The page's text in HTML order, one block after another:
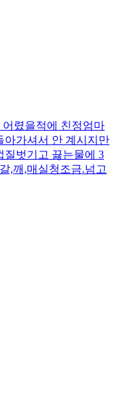
렸을적에 친정엄마
아가셔서 안 계시지만
질벗기고 끓는물에 3
,깨,매실청조금.넘고